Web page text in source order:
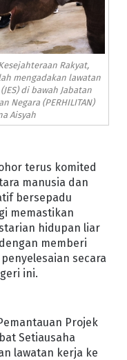
Rakyat,
mengadakan lawatan
di bawah Jabatan
Negara (PERHILITAN)
Aisyah
terus komited
manusia dan
bersepadu
memastikan
hidupan liar
memberi
secara
ini.
Projek
Setiausaha
lawatan kerja ke